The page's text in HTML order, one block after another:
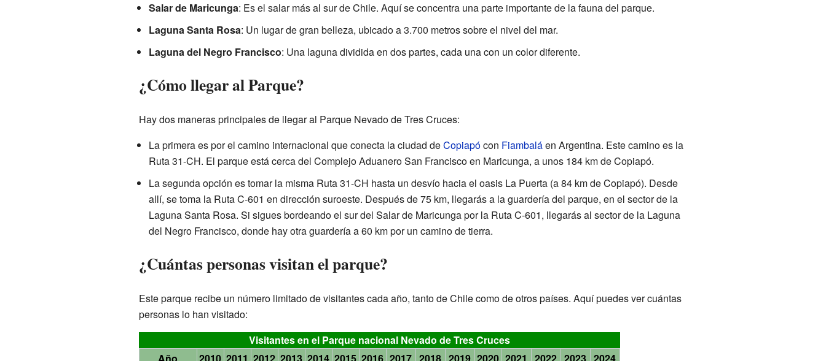
Salar de Maricunga: Es el salar más al sur de Chile. Aquí se concentra una parte importante de la fauna del parque.
Laguna Santa Rosa: Un lugar de gran belleza, ubicado a 3.700 metros sobre el nivel del mar.
Laguna del Negro Francisco: Una laguna dividida en dos partes, cada una con un color diferente.
¿Cómo llegar al Parque?
Hay dos maneras principales de llegar al Parque Nevado de Tres Cruces:
La primera es por el camino internacional que conecta la ciudad deCopiapócon Fiambaláen Argentina. Este camino es la
Ruta 31-CH. El parque está cerca del Complejo Aduanero San Francisco en Maricunga, a unos 184 km de Copiapó.
La segunda opción es tomar la misma Ruta 31-CH hasta un desvío hacia el oasis La Puerta (a 84 km de Copiapó). Desde
allí, se toma la Ruta C-601 en dirección suroeste. Después de 75 km, llegarás a la guardería del parque, en el sector de la
Laguna Santa Rosa. Si sigues bordeando el sur del Salar de Maricunga por la Ruta C-601, llegarás al sector de la Laguna
del Negro Francisco, donde hay otra guardería a 60 km por un camino de tierra.
¿Cuántas personas visitan el parque?
Este parque recibe un número limitado de visitantes cada año, tanto de Chile como de otros países. Aquí puedes ver cuántas
personas lo han visitado:
Visitantes en el Parque nacional Nevado de Tres Cruces